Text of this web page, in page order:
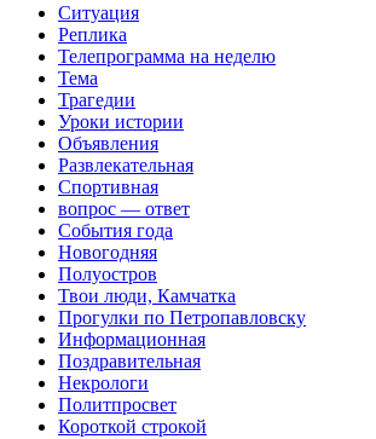
Ситуация
Реплика
Телепрограмма на неделю
Тема
Трагедии
Уроки истории
Объявления
Развлекательная
Спортивная
вопрос — ответ
События года
Новогодняя
Полуостров
Твои люди, Камчатка
Прогулки по Петропавловску
Информационная
Поздравительная
Некрологи
Политпросвет
Короткой строкой